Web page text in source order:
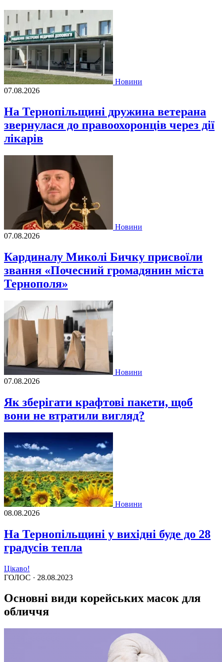
Новини
07.08.2026
На Тернопільщині дружина ветерана
звернулася до правоохоронців через дії
лікарів
Новини
07.08.2026
Кардиналу Миколі Бичку присвоїли
звання «Почесний громадянин міста
Тернополя»
Новини
07.08.2026
Як зберігати крафтові пакети, щоб
вони не втратили вигляд?
Новини
08.08.2026
На Тернопільщині у вихідні буде до 28
градусів тепла
Цікаво!
ГОЛОС · 28.08.2023
Основні види корейських масок для
обличчя